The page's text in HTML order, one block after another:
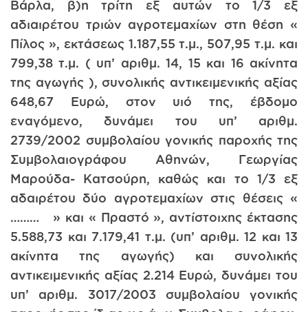
Βάρλα, β)η τρίτη εξ αυτών το 1/3 εξ
αδιαιρέτου τριών αγροτεμαχίων στη θέση «
Πίλος », εκτάσεως 1.187,55 τ.μ., 507,95 τ.μ. και
799,38 τ.μ. ( υπ’ αριθμ. 14, 15 και 16 ακίνητα
της αγωγής ), συνολικής αντικειμενικής αξίας
648,67 Ευρώ, στον υιό της, έβδομο
εναγόμενο, δυνάμει του υπ’ αριθμ.
2739/2002 συμβολαίου γονικής παροχής της
Συμβολαιογράφου Αθηνών, Γεωργίας
Μαρούδα- Κατσούρη, καθώς και το 1/3 εξ
αδαιρέτου δύο αγροτεμαχίων στις θέσεις «
……… » και « Πραστό », αντίστοιχης έκτασης
5.588,73 και 7.179,41 τ.μ. (υπ’ αριθμ. 12 και 13
ακίνητα της αγωγής) και συνολικής
αντικειμενικής αξίας 2.214 Ευρώ, δυνάμει του
υπ’ αριθμ. 3017/2003 συμβολαίου γονικής